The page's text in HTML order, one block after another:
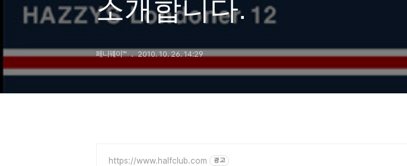
소개합니다.
페니웨이™ 2010. 10. 26. 14:29
https://www.halfclub.com 광고